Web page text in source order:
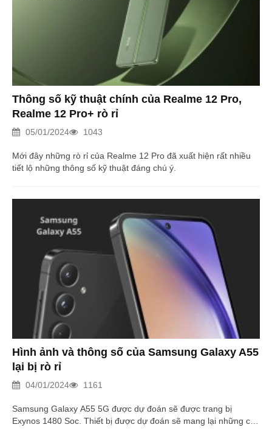
Thông số kỹ thuật chính của Realme 12 Pro,
Realme 12 Pro+ rò rỉ
05/01/2024 1043
Mới đây những rò rỉ của Realme 12 Pro đã xuất hiện rất nhiều
tiết lộ những thông số kỹ thuật đáng chú ý.
Hình ảnh và thông số của Samsung Galaxy A55
lại bị rò rỉ
04/01/2024 1161
Samsung Galaxy A55 5G được dự đoán sẽ được trang bị
Exynos 1480 Soc. Thiết bị được dự đoán sẽ mang lại những cải